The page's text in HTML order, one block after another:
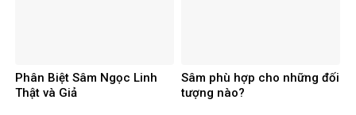
Phân Biệt Sâm Ngọc Linh
Thật và Giả
Sâm phù hợp cho những đối
tượng nào?